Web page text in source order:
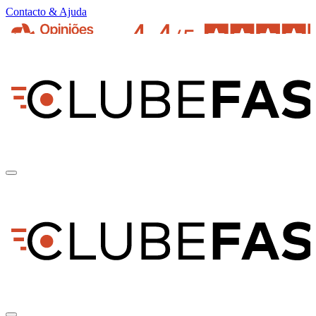
Contacto & Ajuda